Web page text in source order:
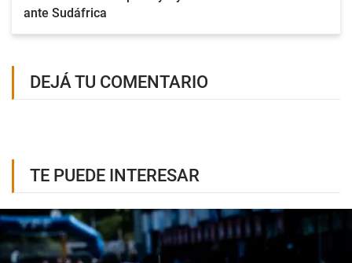
ante Sudáfrica
DEJÁ TU COMENTARIO
TE PUEDE INTERESAR